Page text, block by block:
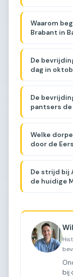
Waarom
Brabant in
De
dag in
De
pantsers
Welke
door de
De strijd bij
de huidige
bij